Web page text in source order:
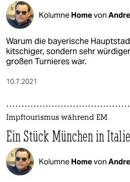
Kolumne Homevon
Warum die bayerische
kitschiger, sondern sehr
großen Turnieres war.
10.7.2021
Impftourismus während EM
Ein Stück München in
Kolumne Homevon